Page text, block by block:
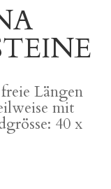
Längen
mit
40 x